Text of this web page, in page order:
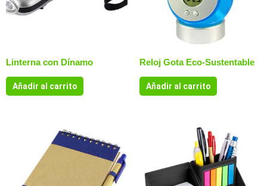
Linterna con Dínamo
Añadir al carrito
Reloj Gota Eco-Sustentable
Añadir al carrito